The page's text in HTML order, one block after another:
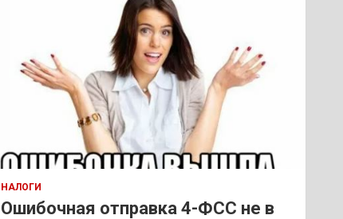
НАЛОГИ
Ошибочная отправка 4-ФСС не в